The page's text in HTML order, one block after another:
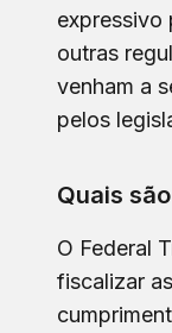
expressivo
outras
venham a
pelos
Quais
O Federal
fiscalizar